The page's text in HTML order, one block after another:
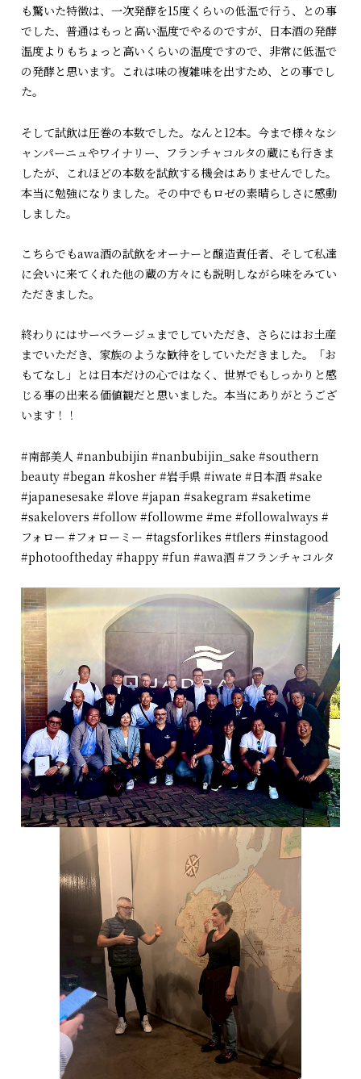
も驚いた特徴は、一次発酵を15度くらいの低温で行う、との事
でした、普通はもっと高い温度でやるのですが、日本酒の発酵
温度よりもちょっと高いくらいの温度ですので、非常に低温で
の発酵と思います。これは味の複雑味を出すため、との事でし
た。
そして試飲は圧巻の本数でした。なんと12本。今まで様々なシ
ャンパーニュやワイナリー、フランチャコルタの蔵にも行きま
したが、これほどの本数を試飲する機会はありませんでした。
本当に勉強になりました。その中でもロゼの素晴らしさに感動
しました。
こちらでもawa酒の試飲をオーナーと醸造責任者、そして私達
に会いに来てくれた他の蔵の方々にも説明しながら味をみてい
ただきました。
終わりにはサーベラージュまでしていただき、さらにはお土産
までいただき、家族のような歓待をしていただきました。「お
もてなし」とは日本だけの心ではなく、世界でもしっかりと感
じる事の出来る価値観だと思いました。本当にありがとうござ
います！！
#南部美人 #nanbubijin #nanbubijin_sake #southern
beauty #began #kosher #岩手県 #iwate #日本酒 #sake
#japanesesake #love #japan #sakegram #saketime
#sakelovers #follow #followme #me #followalways #
フォロー #フォローミー #tagsforlikes #tflers #instagood
#photooftheday #happy #fun #awa酒 #フランチャコルタ